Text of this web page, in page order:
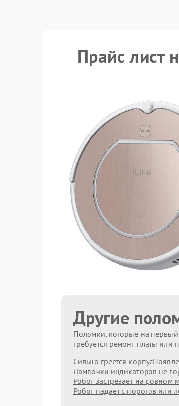
Прайс лист
Другие
Поломки, которые на первый
требуется ремонт платы или
Сильно греется корпус
Лампочки индикаторов не
Робот застревает на ровном
Робот падает с порогов или